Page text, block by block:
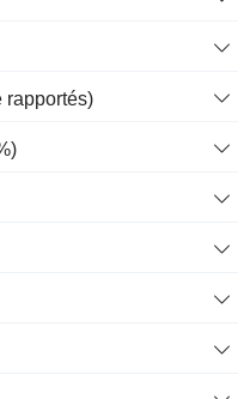
rapportés)